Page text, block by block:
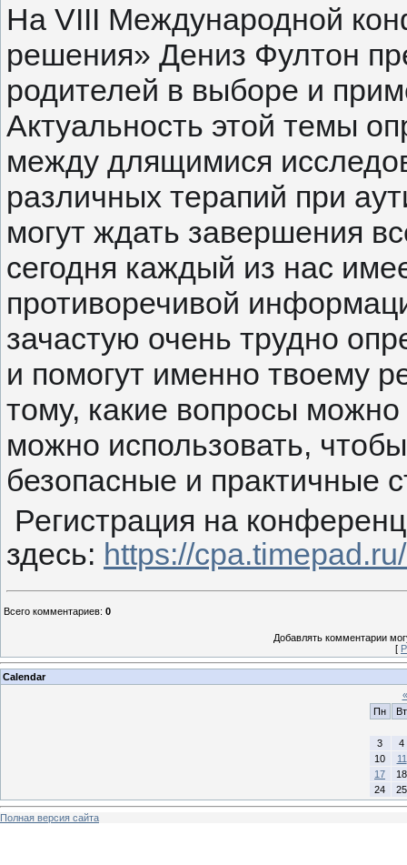
На VIII Международной
решения» Дениз Фултон
родителей в выборе и
Актуальность этой темы
между длящимися
различных терапий при
могут ждать завершения
сегодня каждый из нас
противоречивой
зачастую очень трудно
и помогут именно твоему
тому, какие вопросы можно
можно использовать,
безопасные и практичные
Регистрация на
здесь: https://
Всего комментариев: 0
Добавлять комментарии
[
Calendar
«
Пн
Вт
3
4
10
11
17
18
24
25
Полная версия сайта